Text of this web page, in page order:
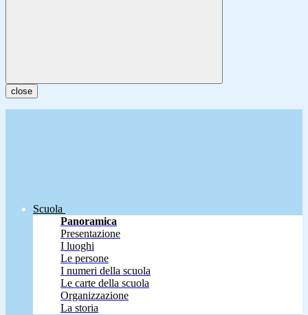
close
Scuola
Panoramica
Presentazione
I luoghi
Le persone
I numeri della scuola
Le carte della scuola
Organizzazione
La storia